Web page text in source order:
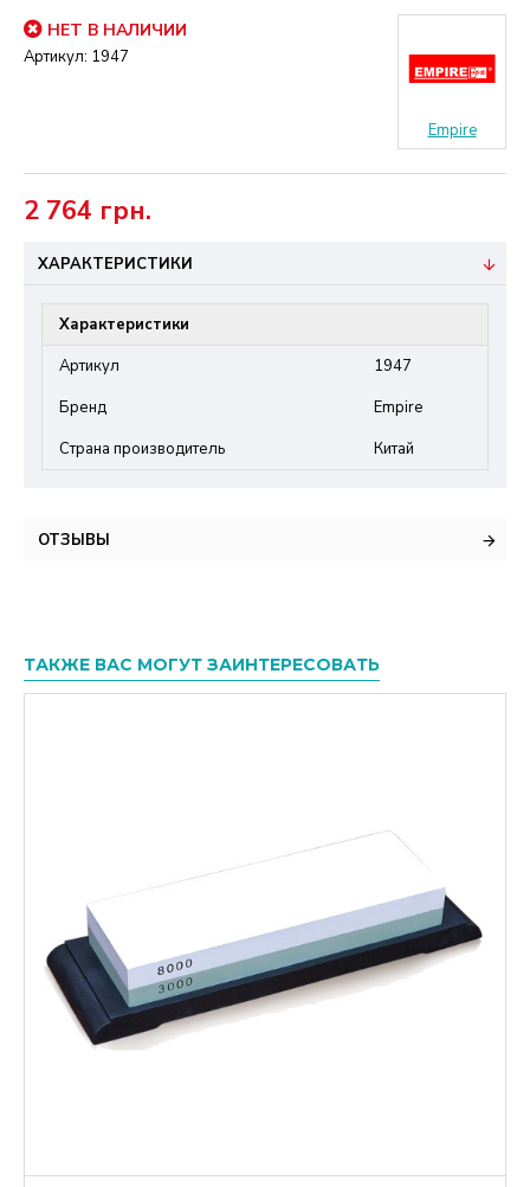
2 764 грн.
НЕТ В НАЛИЧИИ
Артикул: 1947
Empire
ХАРАКТЕРИСТИКИ
Характеристики
Артикул
1947
Бренд
Empire
Страна производитель
Китай
ОТЗЫВЫ
ТАКЖЕ ВАС МОГУТ ЗАИНТЕРЕСОВАТЬ